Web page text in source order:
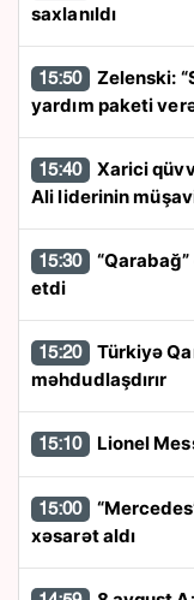
saxlanıldı
15:50
yardım paketi
15:40
Ali liderinin
15:30
etdi
15:20
məhdudlaşdırır
15:10 Lionel
15:00
xəsarət aldı